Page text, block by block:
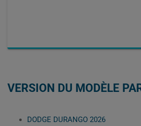
VERSION DU MODÈLE
DODGE DURANGO 2026